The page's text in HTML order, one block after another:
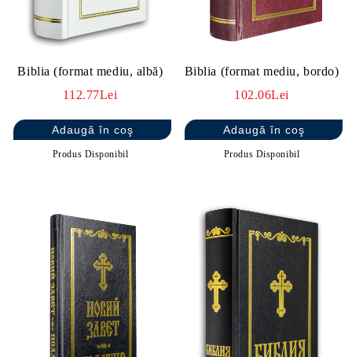
Biblia (format mediu, albă)
112.77Lei
Produs Disponibil
Biblia (format mediu, bordo)
102.06Lei
Produs Disponibil